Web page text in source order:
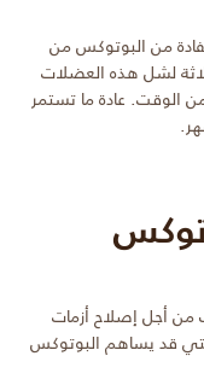
من البوتوكس من
لشل هذه العضلات
الوقت. عادة ما تستمر
من أجل إصلاح أزمات
قد يساهم البوتوكس